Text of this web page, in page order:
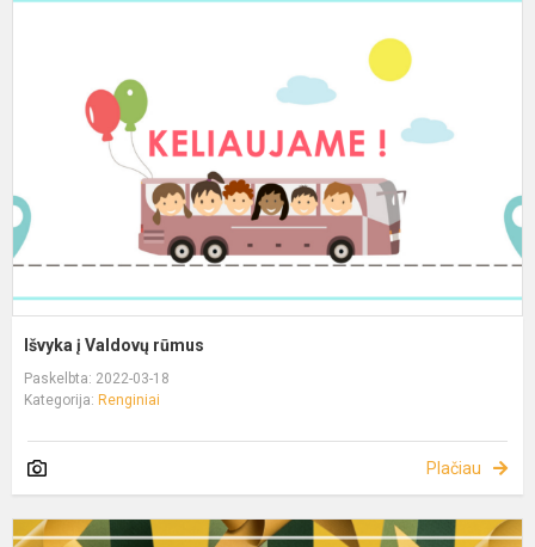
Išvyka į Valdovų rūmus
Paskelbta: 2022-03-18
Kategorija: Renginiai
Plačiau